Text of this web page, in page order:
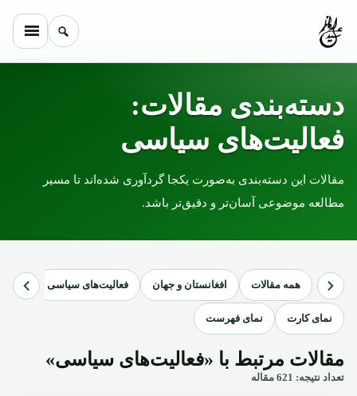
دسته‌بندی مقالات:
فعالیت‌های سیاسی
مقالات این دسته‌بندی به‌صورت یکجا گردآوری شده‌اند تا مسیر
مطالعه موضوعی آسان‌تر و دقیق‌تر باشد.
همه مقالات افغانستان و جهان فعالیت‌های سیاسی
نمای کارت نمای فهرست
مقالات مرتبط با «فعالیت‌های سیاسی»
تعداد نتیجه: 621 مقاله